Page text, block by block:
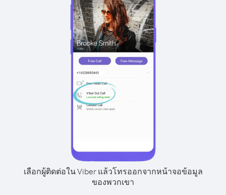
เลือกผู้ติดต่อใน Viber แล้วโทรออกจากหน้าจอข้อมูล
ของพวกเขา